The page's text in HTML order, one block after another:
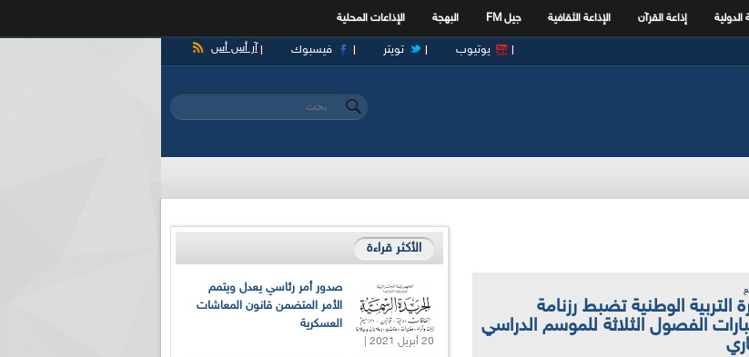
الدولية إذاعة القرآن الإذاعة الثقافية جيل FM البهجة الإذاعات المحلية
آر أس أس فيسبوك تويتر يوتيوب
استمارة البحث
‏بحث ‏
التربية الوطنية تضبط رزنامة
الفصول الثلاثة للموسم الدراسي
الأكثر قراءة
صدور أمر رئاسي يعدل ويتمم
الأمر المتضمن قانون المعاشات
العسكرية
20 أبريل 2021 |